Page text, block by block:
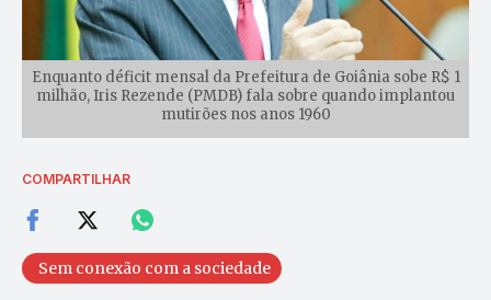
Enquanto déficit mensal da Prefeitura de Goiânia sobe R$ 1
milhão, Iris Rezende (PMDB) fala sobre quando implantou
mutirões nos anos 1960
COMPARTILHAR
Sem conexão com a sociedade